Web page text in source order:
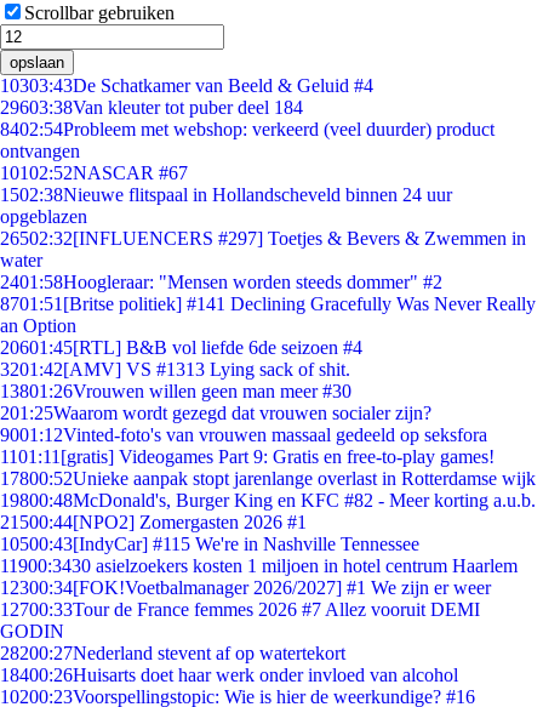
Scrollbar gebruiken
opslaan
10303:43De Schatkamer van Beeld & Geluid #4
29603:38Van kleuter tot puber deel 184
8402:54Probleem met webshop: verkeerd (veel duurder) product
ontvangen
10102:52NASCAR #67
1502:38Nieuwe flitspaal in Hollandscheveld binnen 24 uur
opgeblazen
26502:32[INFLUENCERS #297] Toetjes & Bevers & Zwemmen in
water
2401:58Hoogleraar: "Mensen worden steeds dommer" #2
8701:51 [Britse politiek] #141 Declining Gracefully Was Never Really
an Option
20601:45[RTL] B&B vol liefde 6de seizoen #4
3201:42[AMV] VS #1313 Lying sack of shit.
13801:26Vrouwen willen geen man meer #30
201:25Waarom wordt gezegd dat vrouwen socialer zijn?
9001:12Vinted-foto's van vrouwen massaal gedeeld op seksfora
1101:11 [gratis] Videogames Part 9: Gratis en free-to-play games!
17800:52Unieke aanpak stopt jarenlange overlast in Rotterdamse wijk
19800:48McDonald's, Burger King en KFC #82 - Meer korting a.u.b.
21500:44[NPO2] Zomergasten 2026 #1
10500:43[IndyCar] #115 We're in Nashville Tennessee
11900:3430 asielzoekers kosten 1 miljoen in hotel centrum Haarlem
12300:34[FOK!Voetbalmanager 2026/2027] #1 We zijn er weer
12700:33Tour de France femmes 2026 #7 Allez vooruit DEMI
GODIN
28200:27Nederland stevent af op watertekort
18400:26Huisarts doet haar werk onder invloed van alcohol
10200:23Voorspellingstopic: Wie is hier de weerkundige? #16